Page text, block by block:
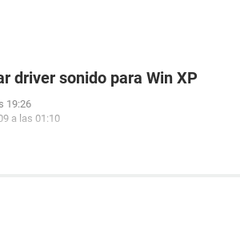
driver sonido para Win XP
19:26
a las 01:10